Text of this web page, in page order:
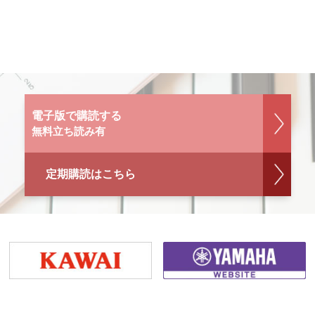
電子版で購読する
無料立ち読み有
定期購読はこちら